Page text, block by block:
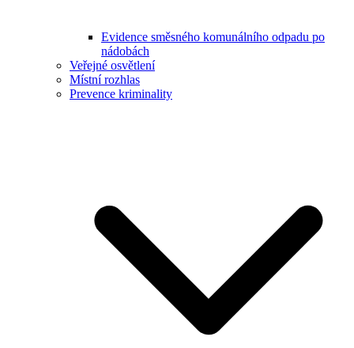
Evidence směsného komunálního odpadu po
nádobách
Veřejné osvětlení
Místní rozhlas
Prevence kriminality